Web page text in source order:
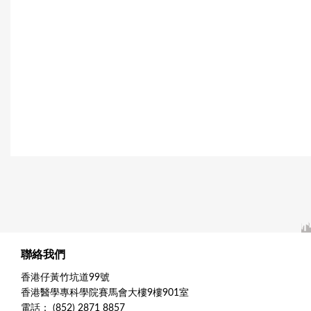
聯絡我們
香港仔黃竹坑道99號
香港醫學專科學院賽馬會大樓9樓901室
電話： (852) 2871 8857